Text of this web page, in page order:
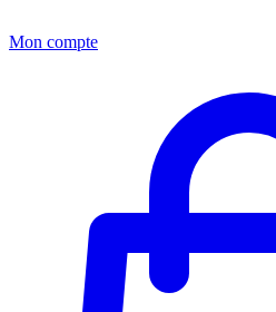
Mon compte